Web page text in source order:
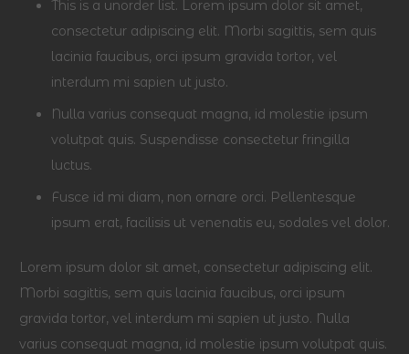
This is a unorder list. Lorem ipsum dolor sit amet,
consectetur adipiscing elit. Morbi sagittis, sem quis
lacinia faucibus, orci ipsum gravida tortor, vel
interdum mi sapien ut justo.
Nulla varius consequat magna, id molestie ipsum
volutpat quis. Suspendisse consectetur fringilla
luctus.
Fusce id mi diam, non ornare orci. Pellentesque
ipsum erat, facilisis ut venenatis eu, sodales vel dolor.
Lorem ipsum dolor sit amet, consectetur adipiscing elit.
Morbi sagittis, sem quis lacinia faucibus, orci ipsum
gravida tortor, vel interdum mi sapien ut justo. Nulla
varius consequat magna, id molestie ipsum volutpat quis.